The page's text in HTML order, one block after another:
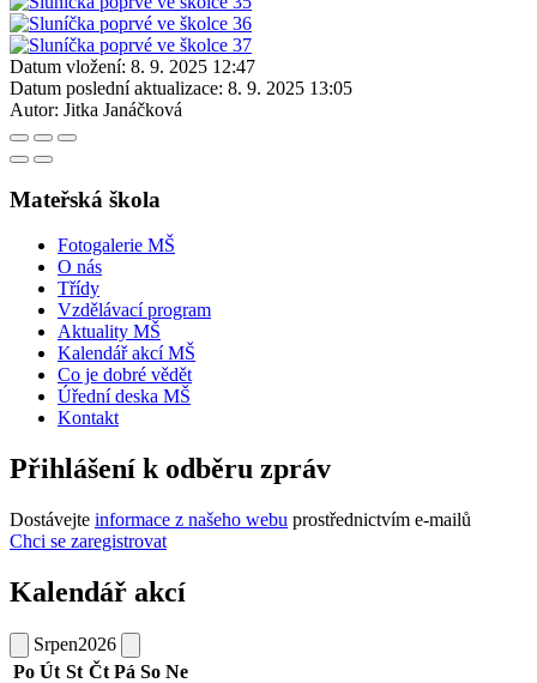
Datum vložení: 8. 9. 2025 12:47
Datum poslední aktualizace: 8. 9. 2025 13:05
Autor: Jitka Janáčková
Mateřská škola
Fotogalerie MŠ
O nás
Třídy
Vzdělávací program
Aktuality MŠ
Kalendář akcí MŠ
Co je dobré vědět
Úřední deska MŠ
Kontakt
Přihlášení k odběru zpráv
Dostávejte informace z našeho webu prostřednictvím e-mailů
Chci se zaregistrovat
Kalendář akcí
Srpen2026
Po Út St Čt Pá So Ne